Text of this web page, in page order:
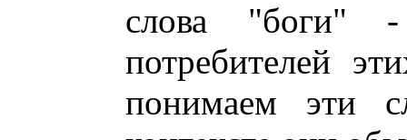
слова "боги" -
потребителей
понимаем эти